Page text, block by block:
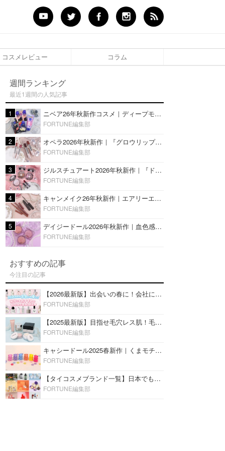
コスメレビュー コラム
週間ランキング
最近1週間の人気記事
1 ニベア26年秋新作コスメ｜ディープモイスチャーリップの美容液タイプや2in1ボディクリームスクラブも
FORTUNE編集部
2 オペラ2026年秋新作｜『グロウリップティント』の新色・限定色はローズジャムカラー♡全4色をレビュー
FORTUNE編集部
3 ジルスチュアート2026年秋新作｜『ドレスドブルーム アイズ』新色や限定ハイライト・リップをレビュー
FORTUNE編集部
4 キャンメイク26年秋新作｜エアリーエクステンションライナー＆カールスナイパーマスカラ新色をレビュー
FORTUNE編集部
5 デイジードール2026年秋新作｜血色感が可愛い♡『パウダー ブラッシュ ブルーム』新3色をレビュー
FORTUNE編集部
おすすめの記事
今注目の記事
【2026最新版】出会いの春に！会社にもおすすめの好印象な香水14選♡ビジネスの場での香水マナーも
FORTUNE編集部
【2025最新版】目指せ毛穴レス肌！毛穴を埋めて隠す「おすすめ部分用下地＆プライマー」ランキング♡
FORTUNE編集部
キャシードール2025春新作｜くまモチーフのミニリップ「シャイニーベア リップモイスト」をレビュー♡
FORTUNE編集部
【タイコスメブランド一覧】日本でも人気沸騰中の“タイコスメ”ブランド20選！
FORTUNE編集部